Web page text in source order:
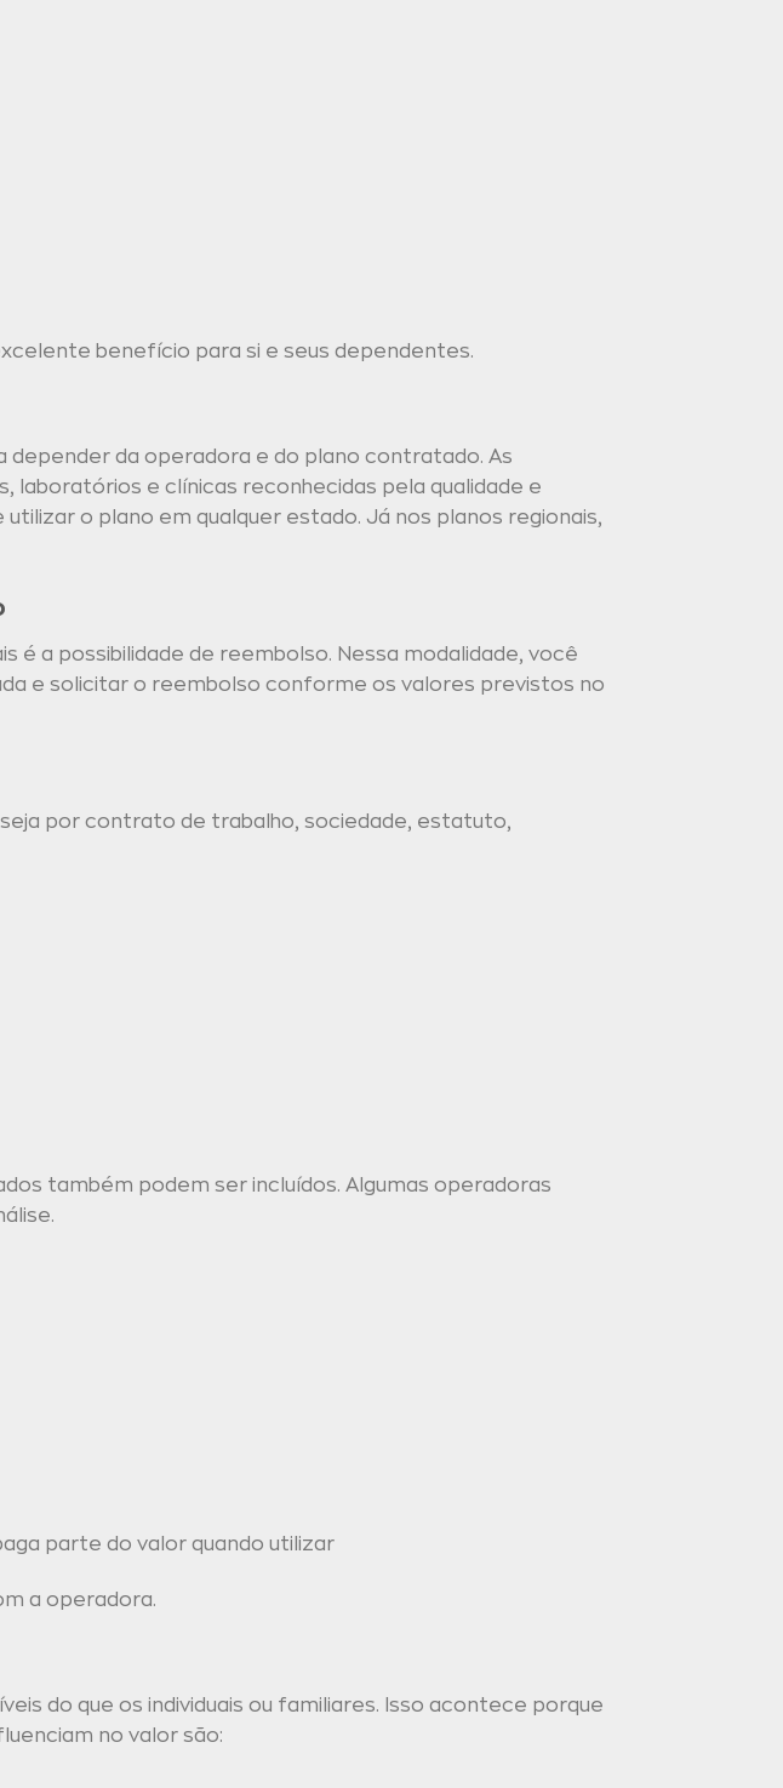
benefício para si e seus dependentes.
da operadora e do plano contratado. As
e clínicas reconhecidas pela qualidade e
o plano em qualquer estado. Já nos planos regionais,
é a possibilidade de reembolso. Nessa modalidade, você
e solicitar o reembolso conforme os valores previstos no
por contrato de trabalho, sociedade, estatuto,
também podem ser incluídos. Algumas operadoras
parte do valor quando utilizar
a operadora.
do que os individuais ou familiares. Isso acontece porque
no valor são: